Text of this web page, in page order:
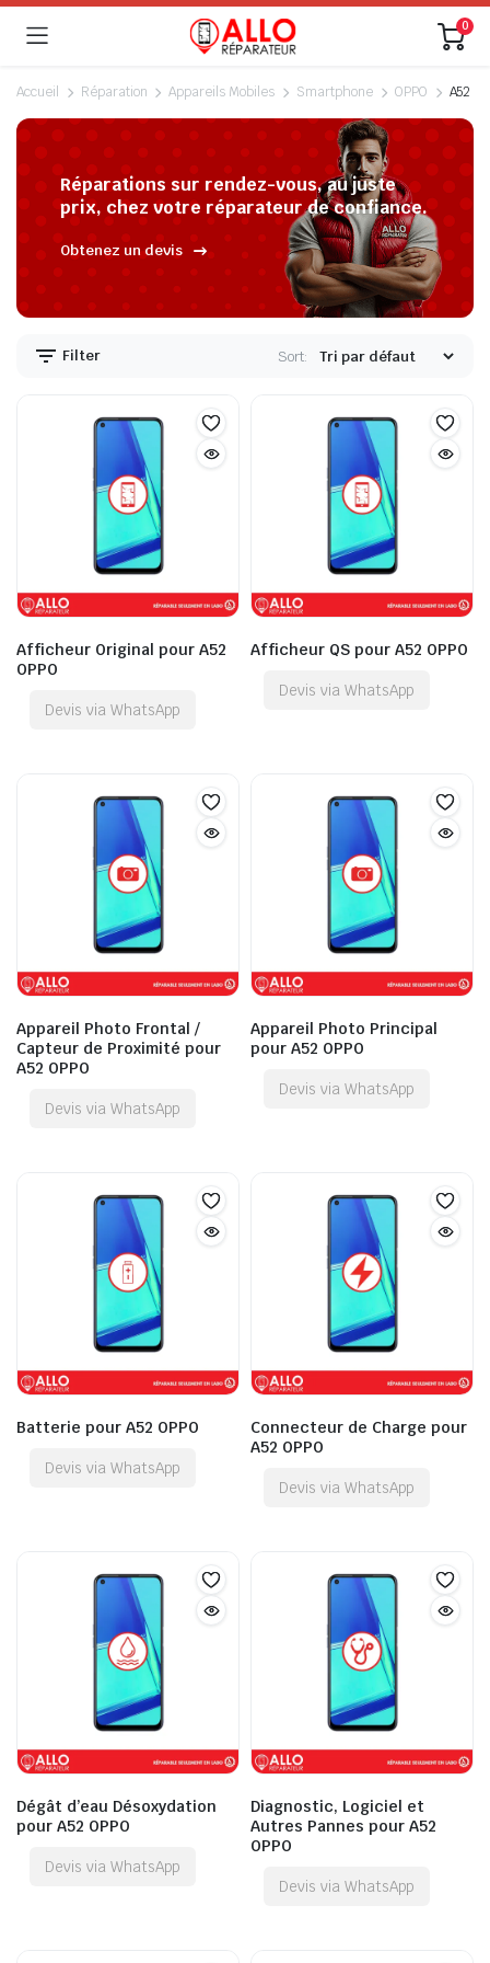
0
Accueil Réparation Appareils Mobiles Smartphone OPPO A52
Réparations sur rendez-vous, au juste
prix, chez votre réparateur de confiance.
Obtenez un devis
Filter Sort:
Afficheur Original pour A52
OPPO
Devis via WhatsApp
Afficheur QS pour A52 OPPO
Devis via WhatsApp
Appareil Photo Frontal /
Capteur de Proximité pour
A52 OPPO
Devis via WhatsApp
Appareil Photo Principal
pour A52 OPPO
Devis via WhatsApp
Batterie pour A52 OPPO
Devis via WhatsApp
Connecteur de Charge pour
A52 OPPO
Devis via WhatsApp
Dégât d’eau Désoxydation
pour A52 OPPO
Devis via WhatsApp
Diagnostic, Logiciel et
Autres Pannes pour A52
OPPO
Devis via WhatsApp